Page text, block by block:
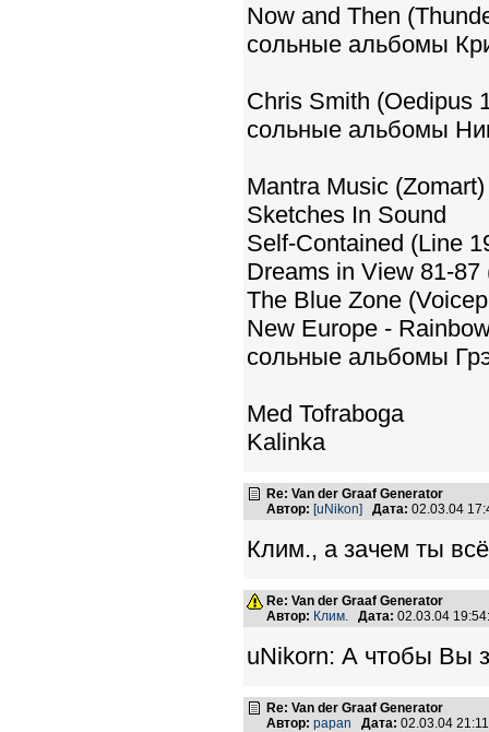
Now and Then
сольные альбомы
Chris Smith (Oedipus
сольные альбомы
Mantra Music (Zomart)
Sketches In Sound
Self-Contained (Line
Dreams in View 81-87
The Blue Zone
New Europe -
сольные альбомы
Med Tofraboga
Kalinka
Re: Van der Graaf Generator
Автор: [uNikon] Дата: 02.03.04
Клим., а зачем ты
Re: Van der Graaf Generator
Автор: Клим. Дата: 02.03.04
uNikorn: А чтобы Вы
Re: Van der Graaf Generator
Автор: papan Дата: 02.03.04